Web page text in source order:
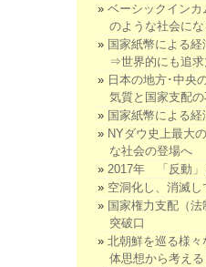
ベーシックイン
のような社会に
国家紙幣による
⇒世界的にも追
日本の地方･中央
気質と国家支配の
国家紙幣による経
NYダウ史上最大
な社会の登場へ
2017年 「反動」
空洞化し、消滅し
国家権力支配（法
突破口
北朝鮮を巡る様々
体思想から考える